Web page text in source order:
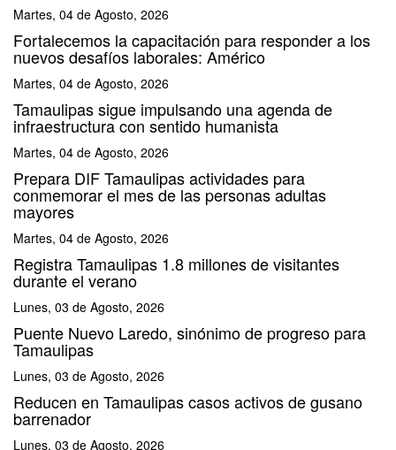
Martes, 04 de Agosto, 2026
Fortalecemos la capacitación para responder a los
nuevos desafíos laborales: Américo
Martes, 04 de Agosto, 2026
Tamaulipas sigue impulsando una agenda de
infraestructura con sentido humanista
Martes, 04 de Agosto, 2026
Prepara DIF Tamaulipas actividades para
conmemorar el mes de las personas adultas
mayores
Martes, 04 de Agosto, 2026
Registra Tamaulipas 1.8 millones de visitantes
durante el verano
Lunes, 03 de Agosto, 2026
Puente Nuevo Laredo, sinónimo de progreso para
Tamaulipas
Lunes, 03 de Agosto, 2026
Reducen en Tamaulipas casos activos de gusano
barrenador
Lunes, 03 de Agosto, 2026